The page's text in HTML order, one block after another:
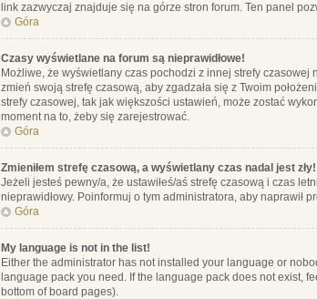
link zazwyczaj znajduje się na górze stron forum. Ten panel
Góra
Czasy wyświetlane na forum są nieprawidłowe!
Możliwe, że wyświetlany czas pochodzi z innej strefy
zmień swoją strefę czasową, aby zgadzała się z Twoim
strefy czasowej, tak jak większości ustawień, może zostać
moment na to, żeby się zarejestrować.
Góra
Zmieniłem strefę czasową, a wyświetlany czas nadal jest zły!
Jeżeli jesteś pewny/a, że ustawiłeś/aś strefę czasową i czas
nieprawidłowy. Poinformuj o tym administratora, aby naprawił
Góra
My language is not in the list!
Either the administrator has not installed your language or
language pack you need. If the language pack does not exist,
bottom of board pages).